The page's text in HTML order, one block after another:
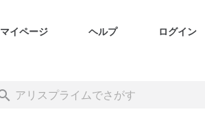
マイページ ヘルプ ログイン